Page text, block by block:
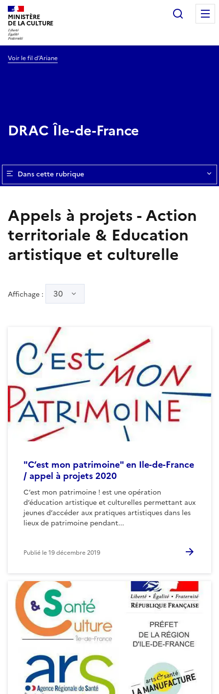
MINISTÈRE
DE LA CULTURE
Voir le fil d’Ariane
DRAC Île-de-France
Dans cette rubrique
Appels à projets - Action
territoriale & Education
artistique et culturelle
Affichage : 30
"C’est mon patrimoine" en Ile-de-France
/ appel à projets 2020
C’est mon patrimoine ! est une opération
d’éducation artistique et culturelles permettant aux
jeunes d’accéder aux pratiques artistiques dans les
lieux de patrimoine pendant...
Publié le19 décembre 2019